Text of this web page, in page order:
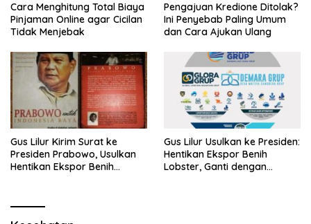
Cara Menghitung Total Biaya
Pinjaman Online agar Cicilan
Tidak Menjebak
Pengajuan Kredione Ditolak?
Ini Penyebab Paling Umum
dan Cara Ajukan Ulang
Gus Lilur Kirim Surat ke
Presiden Prabowo, Usulkan
Hentikan Ekspor Benih
Gus Lilur Usulkan ke Presiden:
Hentikan Ekspor Benih
Lobster, Ganti dengan